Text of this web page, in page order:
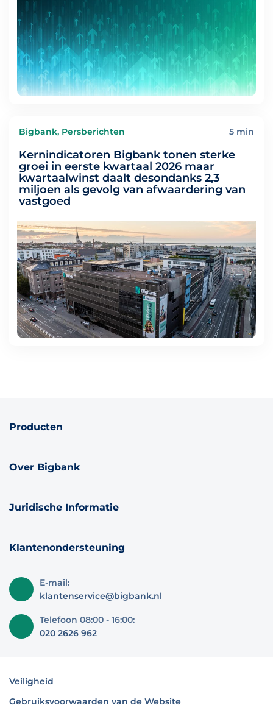
Bigbank, Persberichten 5 min
Kernindicatoren Bigbank tonen sterke
groei in eerste kwartaal 2026 maar
kwartaalwinst daalt desondanks 2,3
miljoen als gevolg van afwaardering van
vastgoed
Producten
Over Bigbank
Juridische Informatie
Klantenondersteuning
E-mail:
klantenservice@bigbank.nl
Telefoon 08:00 - 16:00:
020 2626 962
Veiligheid
Gebruiksvoorwaarden van de Website